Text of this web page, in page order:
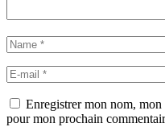
Enregistrer mon nom,
pour mon prochain